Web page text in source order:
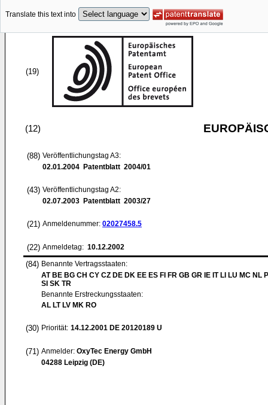
Translate this text into
(19)
(12)
(88) Veröffentlichungstag A3:
02.01.2004 Patentblatt 2004/01
(43) Veröffentlichungstag A2:
02.07.2003 Patentblatt 2003/27
(21) Anmeldenummer: 02027458.5
(22) Anmeldetag: 10.12.2002
(84) Benannte Vertragsstaaten:
AT BE BG CH CY CZ DE DK EE ES FI FR GB GR IE IT LI LU MC NL
SI SK TR
Benannte Erstreckungsstaaten:
AL LT LV MK RO
(30) Priorität: 14.12.2001 DE 20120189 U
(71) Anmelder: OxyTec Energy GmbH
04288 Leipzig (DE)